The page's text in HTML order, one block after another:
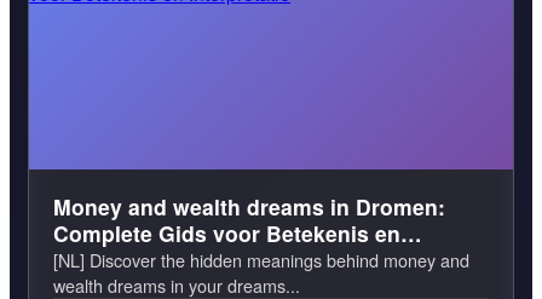
Money and wealth dreams in Dromen:
Complete Gids voor Betekenis en
Interpretatie
[NL] Discover the hidden meanings behind money and
wealth dreams in your dreams...